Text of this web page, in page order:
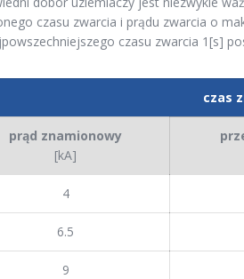
czasu zwarcia i prądu zwarcia o
czasu zwarcia 1[s]
czas
prąd znamionowy
[kA]
4
6.5
9